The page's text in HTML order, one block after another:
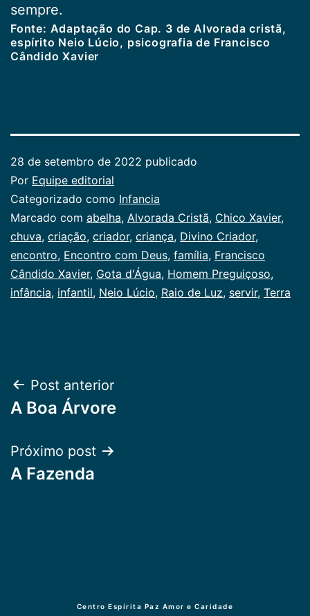
sempre.
Fonte: Adaptação do Cap. 3 de Alvorada cristã,
espírito Neio Lúcio, psicografia de Francisco
Cândido Xavier
28 de setembro de 2022 publicado
Por Equipe editorial
Categorizado como Infancia
Marcado com abelha, Alvorada Cristã, Chico Xavier,
chuva, criação, criador, criança, Divino Criador,
encontro, Encontro com Deus, família, Francisco
Cândido Xavier, Gota d'Água, Homem Preguiçoso,
infância, infantil, Neio Lúcio, Raio de Luz, servir, Terra
Navegação
de
Post
Post anterior
A Boa Árvore
Próximo post
A Fazenda
Centro Espírita Paz Amor e Caridade